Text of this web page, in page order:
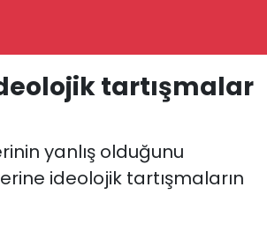
tartışmalar
yanlış olduğunu
ideolojik tartışmaların